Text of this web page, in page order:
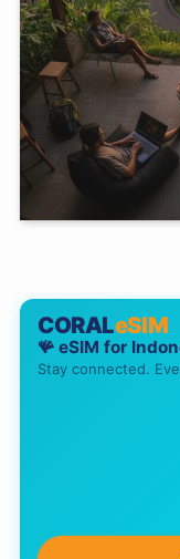
CORALeSIM
🪸 eSIM for
Stay connected.